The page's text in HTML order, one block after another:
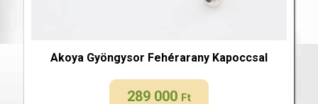
Akoya Gyöngysor Fehérarany Kapoccsal
289 000 Ft